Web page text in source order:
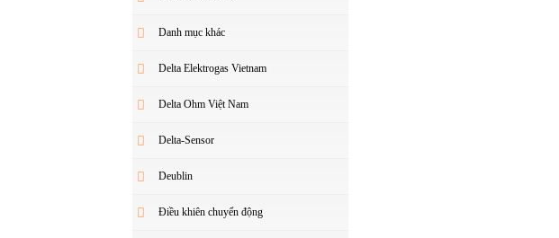
Danh mục khác
Delta Elektrogas Vietnam
Delta Ohm Việt Nam
Delta-Sensor
Deublin
Điều khiên chuyển động